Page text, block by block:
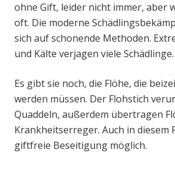
ohne Gift, leider nicht immer, aber
oft. Die moderne
sich auf schonende Methoden.
und Kälte verjagen viele Schädlinge.
Es gibt sie noch, die Flöhe, die
werden müssen. Der Flohstich
Quaddeln, außerdem übertragen
Krankheitserreger. Auch in diesem
giftfreie Beseitigung möglich.